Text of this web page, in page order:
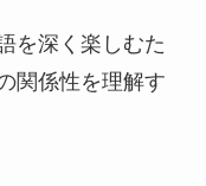
を深く楽しむた
関係性を理解す